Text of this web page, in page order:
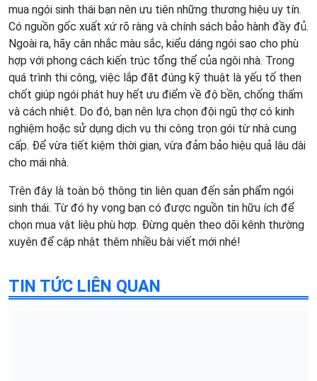
mua ngói sinh thái bạn nên ưu tiên những thương hiệu uy tín.
Có nguồn gốc xuất xứ rõ ràng và chính sách bảo hành đầy đủ.
Ngoài ra, hãy cân nhắc màu sắc, kiểu dáng ngói sao cho phù
hợp với phong cách kiến trúc tổng thể của ngôi nhà. Trong
quá trình thi công, việc lắp đặt đúng kỹ thuật là yếu tố then
chốt giúp ngói phát huy hết ưu điểm về độ bền, chống thấm
và cách nhiệt. Do đó, bạn nên lựa chọn đội ngũ thợ có kinh
nghiệm hoặc sử dụng dịch vụ thi công trọn gói từ nhà cung
cấp. Để vừa tiết kiệm thời gian, vừa đảm bảo hiệu quả lâu dài
cho mái nhà.
Trên đây là toàn bộ thông tin liên quan đến sản phẩm ngói
sinh thái. Từ đó hy vọng bạn có được nguồn tin hữu ích để
chọn mua vật liệu phù hợp. Đừng quên theo dõi kênh thường
xuyên để cập nhật thêm nhiều bài viết mới nhé!
TIN TỨC LIÊN QUAN